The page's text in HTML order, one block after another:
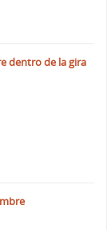
dentro de la gira